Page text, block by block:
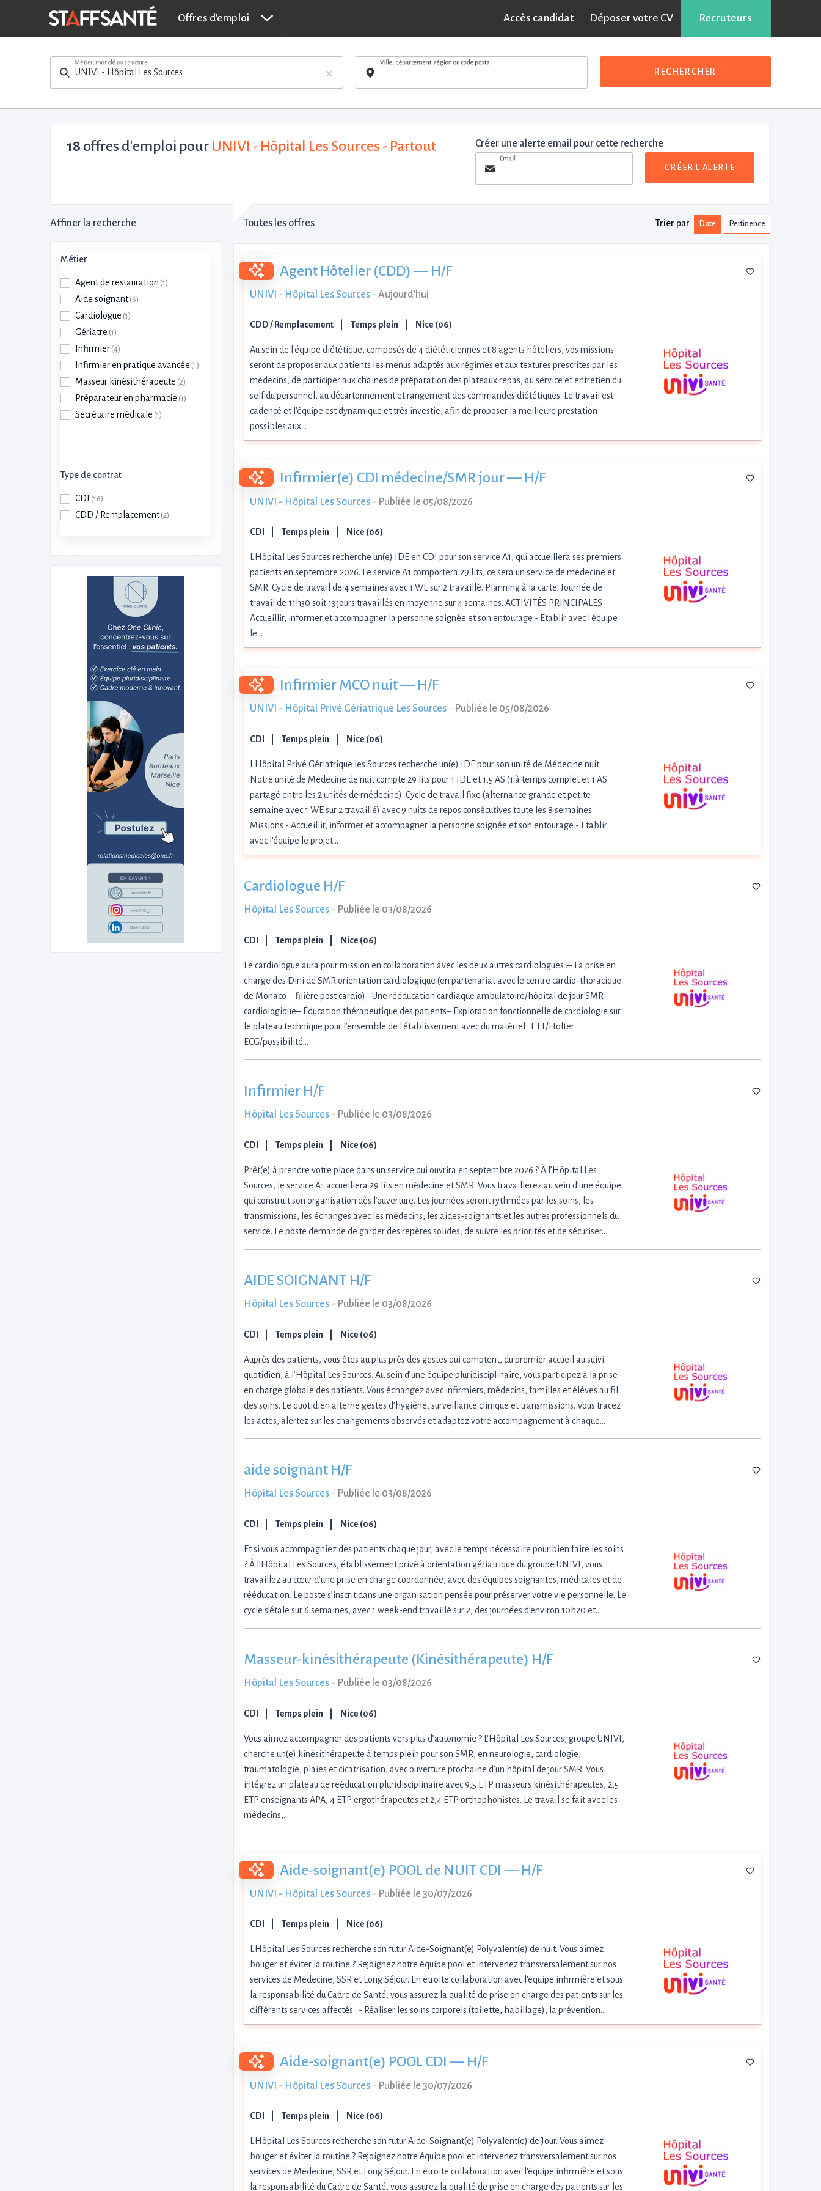
Offres d'emploi Accès candidat Déposer votre CV Recruteurs
×
Métier, mot clé ou structure Ville, département, région ou code postal
RECHERCHER
18 offres d'emploi pour UNIVI - Hôpital Les Sources - Partout Créer une alerte email pour cette recherche
Email
CRÉER L'ALERTE
Affiner la recherche
Métier
Agent de restauration (1)
Aide soignant (6)
Cardiologue (1)
Gériatre (1)
Infirmier (4)
Infirmier en pratique avancée (1)
Masseur kinésithérapeute (2)
Préparateur en pharmacie (1)
Secrétaire médicale (1)
Type de contrat
CDI (16)
CDD / Remplacement (2)
Toutes les offres Trier par Date Pertinence
Agent Hôtelier (CDD) — H/F
UNIVI - Hôpital Les Sources - Aujourd'hui
CDD / Remplacement Temps plein Nice (06)
Au sein de l'équipe diététique, composés de 4 diététiciennes et 8 agents hôteliers, vos missions
seront de proposer aux patients les menus adaptés aux régimes et aux textures prescrites par les
médecins, de participer aux chaines de préparation des plateaux repas, au service et entretien du
self du personnel, au décartonnement et rangement des commandes diététiques. Le travail est
cadencé et l'équipe est dynamique et très investie, afin de proposer la meilleure prestation
possibles aux…
Infirmier(e) CDI médecine/SMR jour — H/F
UNIVI - Hôpital Les Sources - Publiée le 05/08/2026
CDI Temps plein Nice (06)
L'Hôpital Les Sources recherche un(e) IDE en CDI pour son service A1, qui accueillera ses premiers
patients en septembre 2026. Le service A1 comportera 29 lits, ce sera un service de médecine et
SMR. Cycle de travail de 4 semaines avec 1 WE sur 2 travaillé. Planning à la carte. Journée de
travail de 11h30 soit 13 jours travaillés en moyenne sur 4 semaines. ACTIVITÉS PRINCIPALES -
Accueillir, informer et accompagner la personne soignée et son entourage - Etablir avec l'équipe
le…
Infirmier MCO nuit — H/F
UNIVI - Hôpital Privé Gériatrique Les Sources - Publiée le 05/08/2026
CDI Temps plein Nice (06)
L'Hôpital Privé Gériatrique les Sources recherche un(e) IDE pour son unité de Médecine nuit.
Notre unité de Médecine de nuit compte 29 lits pour 1 IDE et 1,5 AS (1 à temps complet et 1 AS
partagé entre les 2 unités de médecine). Cycle de travail fixe (alternance grande et petite
semaine avec 1 WE sur 2 travaillé) avec 9 nuits de repos consécutives toute les 8 semaines.
Missions - Accueillir, informer et accompagner la personne soignée et son entourage - Etablir
avec l'équipe le projet…
Cardiologue H/F
Hôpital Les Sources - Publiée le 03/08/2026
CDI Temps plein Nice (06)
Le cardiologue aura pour mission en collaboration avec les deux autres cardiologues :– La prise en
charge des Dini de SMR orientation cardiologique (en partenariat avec le centre cardio-thoracique
de Monaco – filière post cardio)– Une rééducation cardiaque ambulatoire/hôpital de jour SMR
cardiologique– Éducation thérapeutique des patients– Exploration fonctionnelle de cardiologie sur
le plateau technique pour l’ensemble de l'établissement avec du matériel : ETT/Holter
ECG/possibilité…
Infirmier H/F
Hôpital Les Sources - Publiée le 03/08/2026
CDI Temps plein Nice (06)
Prêt(e) à prendre votre place dans un service qui ouvrira en septembre 2026 ? À l’Hôpital Les
Sources, le service A1 accueillera 29 lits en médecine et SMR. Vous travaillerez au sein d’une équipe
qui construit son organisation dès l’ouverture. Les journées seront rythmées par les soins, les
transmissions, les échanges avec les médecins, les aides-soignants et les autres professionnels du
service. Le poste demande de garder des repères solides, de suivre les priorités et de sécuriser…
AIDE SOIGNANT H/F
Hôpital Les Sources - Publiée le 03/08/2026
CDI Temps plein Nice (06)
Auprès des patients, vous êtes au plus près des gestes qui comptent, du premier accueil au suivi
quotidien, à l’Hôpital Les Sources. Au sein d’une équipe pluridisciplinaire, vous participez à la prise
en charge globale des patients. Vous échangez avec infirmiers, médecins, familles et élèves au fil
des soins. Le quotidien alterne gestes d’hygiène, surveillance clinique et transmissions. Vous tracez
les actes, alertez sur les changements observés et adaptez votre accompagnement à chaque…
aide soignant H/F
Hôpital Les Sources - Publiée le 03/08/2026
CDI Temps plein Nice (06)
Et si vous accompagniez des patients chaque jour, avec le temps nécessaire pour bien faire les soins
? À l’Hôpital Les Sources, établissement privé à orientation gériatrique du groupe UNIVI, vous
travaillez au cœur d’une prise en charge coordonnée, avec des équipes soignantes, médicales et de
rééducation. Le poste s’inscrit dans une organisation pensée pour préserver votre vie personnelle. Le
cycle s’étale sur 6 semaines, avec 1 week-end travaillé sur 2, des journées d’environ 10h20 et…
Masseur-kinésithérapeute (Kinésithérapeute) H/F
Hôpital Les Sources - Publiée le 03/08/2026
CDI Temps plein Nice (06)
Vous aimez accompagner des patients vers plus d’autonomie ? L’Hôpital Les Sources, groupe UNIVI,
cherche un(e) kinésithérapeute à temps plein pour son SMR, en neurologie, cardiologie,
traumatologie, plaies et cicatrisation, avec ouverture prochaine d’un hôpital de jour SMR. Vous
intégrez un plateau de rééducation pluridisciplinaire avec 9,5 ETP masseurs kinésithérapeutes, 2,5
ETP enseignants APA, 4 ETP ergothérapeutes et 2,4 ETP orthophonistes. Le travail se fait avec les
médecins,…
Aide-soignant(e) POOL de NUIT CDI — H/F
UNIVI - Hôpital Les Sources - Publiée le 30/07/2026
CDI Temps plein Nice (06)
L'Hôpital Les Sources recherche son futur Aide-Soignant(e) Polyvalent(e) de nuit. Vous aimez
bouger et éviter la routine ? Rejoignez notre équipe pool et intervenez transversalement sur nos
services de Médecine, SSR et Long Séjour. En étroite collaboration avec l'équipe infirmière et sous
la responsabilité du Cadre de Santé, vous assurez la qualité de prise en charge des patients sur les
différents services affectés : - Réaliser les soins corporels (toilette, habillage), la prévention…
Aide-soignant(e) POOL CDI — H/F
UNIVI - Hôpital Les Sources - Publiée le 30/07/2026
CDI Temps plein Nice (06)
L'Hôpital Les Sources recherche son futur Aide-Soignant(e) Polyvalent(e) de Jour. Vous aimez
bouger et éviter la routine ? Rejoignez notre équipe pool et intervenez transversalement sur nos
services de Médecine, SSR et Long Séjour. En étroite collaboration avec l'équipe infirmière et sous
la responsabilité du Cadre de Santé, vous assurez la qualité de prise en charge des patients sur les